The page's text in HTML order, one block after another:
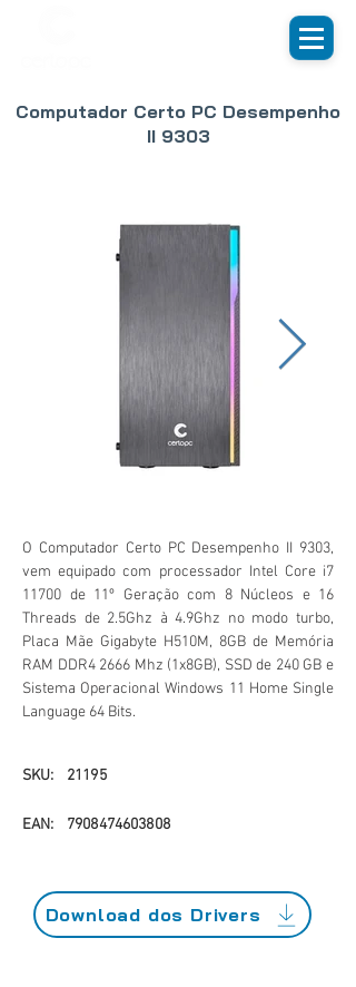
Computador Certo PC Desempenho
II 9303
O Computador Certo PC Desempenho II 9303,
vem equipado com processador Intel Core i7
11700 de 11º Geração com 8 Núcleos e 16
Threads de 2.5Ghz à 4.9Ghz no modo turbo,
Placa Mãe Gigabyte H510M, 8GB de Memória
RAM DDR4 2666 Mhz (1x8GB), SSD de 240 GB e
Sistema Operacional Windows 11 Home Single
Language 64 Bits.
SKU: 21195
EAN: 7908474603808
Download dos Drivers